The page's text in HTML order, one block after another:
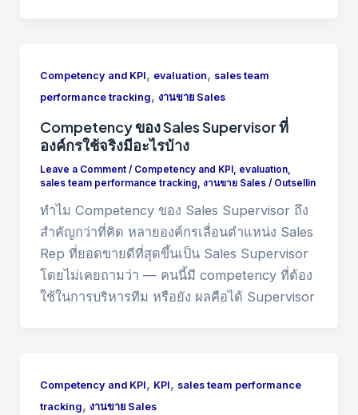
Competency and KPI, evaluation, sales team
performance tracking, งานขาย Sales
Competency ของ Sales Supervisor ที่
องค์กรใช้จริงมีอะไรบ้าง
Leave a Comment / Competency and KPI , evaluation,
sales team performance tracking, งานขาย Sales/ Outsellin
ทำไม Competency ของ Sales Supervisor ถึง
สำคัญกว่าที่คิด หลายองค์กรเลื่อนตำแหน่ง Sales
Rep ที่ยอดขายดีที่สุดขึ้นเป็น Sales Supervisor
โดยไม่เคยถามว่า — คนนี้มี competency ที่ต้อง
ใช้ในการบริหารทีม หรือยัง ผลคือได้ Supervisor
Competency and KPI, KPI, sales team performance
tracking, งานขาย Sales